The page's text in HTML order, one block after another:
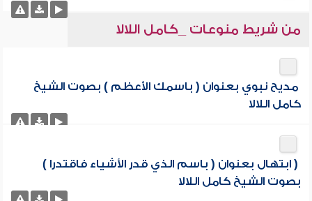
من شريط منوعات _كامل اللالا
مديح نبوي بعنوان ( باسمك الأعظم ) بصوت الشيخ
كامل اللالا
( ابتهال بعنوان ( باسم الذي قدر الأشياء فاقتدرا )
بصوت الشيخ كامل اللالا